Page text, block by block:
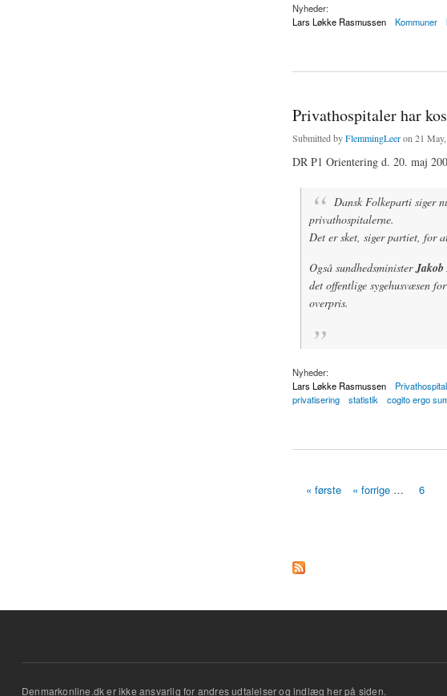
Nyheder:
Lars Løkke Rasmussen
Kommuner
about Lars Løkke gav ordre til køb af
Privathospitaler har
Submitted byFlemmingLeeron 21
DR P1 Orientering d. 20. maj
Dansk Folkeparti siger
privathospitalerne.
Det er sket, siger partiet, for
Også sundhedsministerJakob
det offentlige sygehusvæsen
overpris.
Nyheder:
Lars Løkke Rasmussen
privatisering
statistik cogito ergo
Sider
« første « forrige … 6
Denmarkonline.dk er ikke ansvarlig for andres udtalelser og indlæg her på siden.